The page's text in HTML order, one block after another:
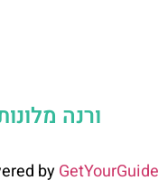
ורנה
byGetYourGuide